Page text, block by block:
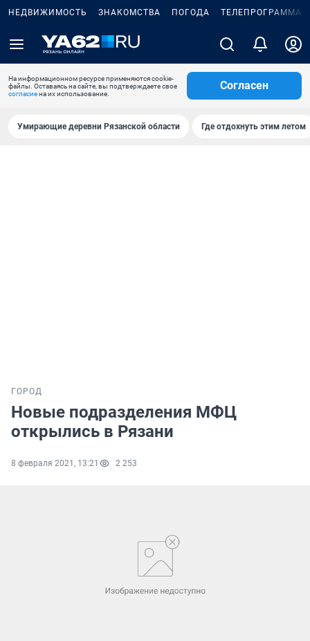
НЕДВИЖИМОСТЬ ЗНАКОМСТВА ПОГОДА ТЕЛЕПРОГРАММА
На информационном ресурсе применяются cookie-
файлы. Оставаясь на сайте, вы подтверждаете свое
согласиена их использование.
Согласен
Умирающие деревни Рязанской области Где отдохнуть этим летом
ГОРОД
Новые подразделения МФЦ
открылись в Рязани
8 февраля 2021, 13:21 2 253